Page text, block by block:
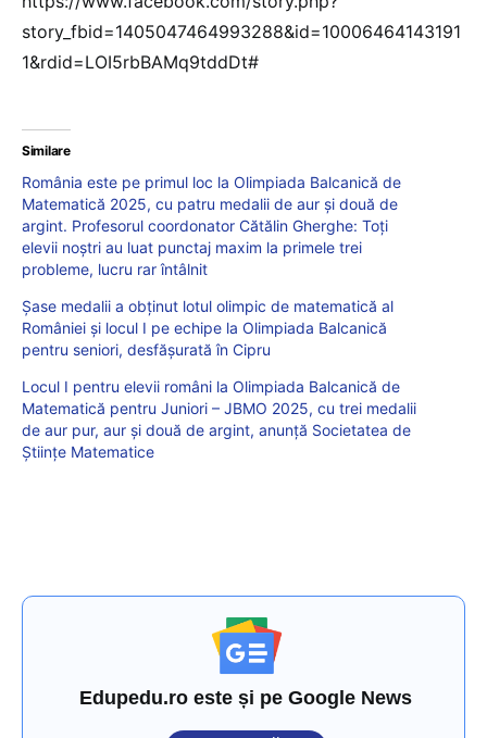
story_fbid=1405047464993288&id=10006464143191
1&rdid=LOI5rbBAMq9tddDt#
Similare
România este pe primul loc la Olimpiada Balcanică de
Matematică 2025, cu patru medalii de aur și două de
argint. Profesorul coordonator Cătălin Gherghe: Toți
elevii noștri au luat punctaj maxim la primele trei
probleme, lucru rar întâlnit
Șase medalii a obținut lotul olimpic de matematică al
României și locul I pe echipe la Olimpiada Balcanică
pentru seniori, desfășurată în Cipru
Locul I pentru elevii români la Olimpiada Balcanică de
Matematică pentru Juniori – JBMO 2025, cu trei medalii
de aur pur, aur și două de argint, anunță Societatea de
Științe Matematice
Edupedu.ro este și pe Google News